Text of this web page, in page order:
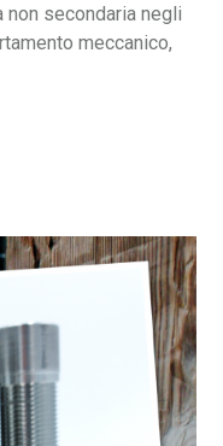
secondaria negli
meccanico,